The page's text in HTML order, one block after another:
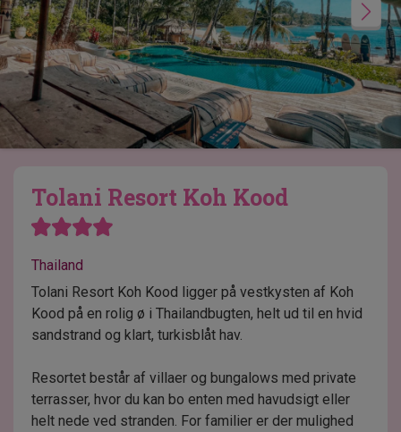
Tolani Resort Koh Kood
Thailand
Tolani Resort Koh Kood ligger på vestkysten af Koh
Kood på en rolig ø i Thailandbugten, helt ud til en hvid
sandstrand og klart, turkisblåt hav.
Resortet består af villaer og bungalows med private
terrasser, hvor du kan bo enten med havudsigt eller
helt nede ved stranden. For familier er der mulighed